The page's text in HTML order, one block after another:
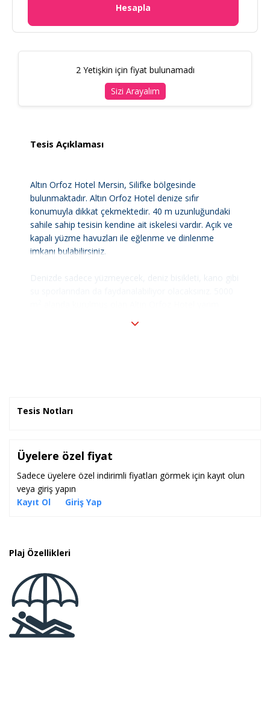
Hesapla
2 Yetişkin için fiyat bulunamadı
Sizi Arayalım
Tesis Açıklaması
Altın Orfoz Hotel Mersin, Silifke bölgesinde
bulunmaktadır. Altın Orfoz Hotel denize sıfır
konumuyla dikkat çekmektedir. 40 m uzunluğundaki
sahile sahip tesisin kendine ait iskelesi vardır. Açık ve
kapalı yüzme havuzları ile eğlenme ve dinlenme
imkanı bulabilirsiniz.
Denizde sadece yüzmeyecek, deniz bisikleti, kano gibi
kablosuz internet, telefon ve oda kasası standart
Oda servisi hizmeti bulunmaktadır. Tesis içerisinde yer
alan spa, hamam ve masaj hizmetlerinden
faydalanarak rahatlayabilir ve kendinizi yenilenmiş
hissedebilirsiniz. Otel Adana Havaalanı'na 130 km,
Mersin'e 70 km uzaklıktadır.
Konaklama Tipi:
Tesis Notları
Üyelere özel fiyat
Sadece üyelere özel indirimli fiyatları görmek için kayıt olun
veya giriş yapın
Kayıt Ol
Giriş Yap
Plaj Özellikleri